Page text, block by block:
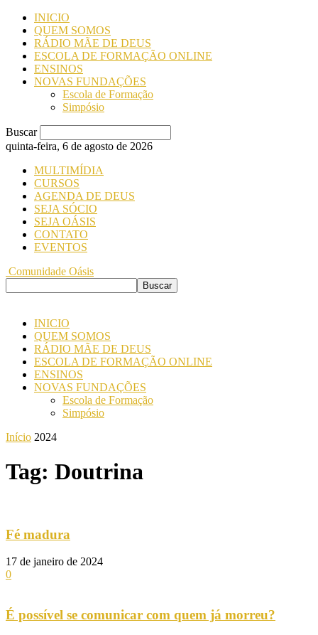
INICIO
QUEM SOMOS
RÁDIO MÃE DE DEUS
ESCOLA DE FORMAÇÃO ONLINE
ENSINOS
NOVAS FUNDAÇÕES
Escola de Formação
Simpósio
Buscar
quinta-feira, 6 de agosto de 2026
MULTIMÍDIA
CURSOS
AGENDA DE DEUS
SEJA SÓCIO
SEJA OÁSIS
CONTATO
EVENTOS
Comunidade Oásis
INICIO
QUEM SOMOS
RÁDIO MÃE DE DEUS
ESCOLA DE FORMAÇÃO ONLINE
ENSINOS
NOVAS FUNDAÇÕES
Escola de Formação
Simpósio
Início 2024
Tag: Doutrina
Fé madura
17 de janeiro de 2024
0
É possível se comunicar com quem já morreu?